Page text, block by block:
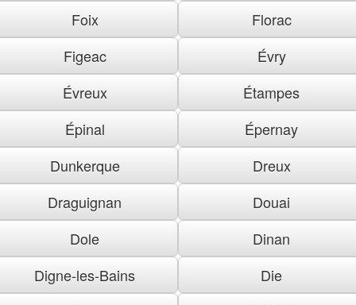
Foix
Florac
Figeac
Évry
Évreux
Étampes
Épinal
Épernay
Dunkerque
Dreux
Draguignan
Douai
Dole
Dinan
Digne-les-Bains
Die